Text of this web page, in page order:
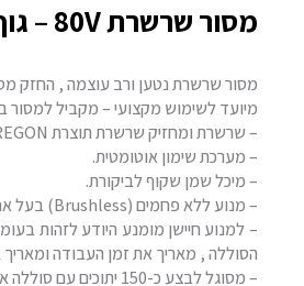
מסור שרשרת 80V – גוף בלבד GreenWorks
מסור שרשרת נטען ורב עוצמה , החזק
מיועד לשימוש מקצועי – מקביל למסור בנפח 45 סמ"ק עם אורך להב 18
– שרשרת ומחזיק שרשרת תוצרת OREGON .
– מערכת שימון אוטומטית.
– מיכל שמן שקוף לביקורת.
– מנוע ללא פחמים (Brushless) בעל אחריות ל-10 שנים.
– למנוע חיישן מומנע היודע לזהות
הסוללה , מאריך את זמן העבודה ומאריך
– מסוגל לבצע כ-150 יתוכים עם סוללה אחת של 2.0Ah הטעונה במלואה.